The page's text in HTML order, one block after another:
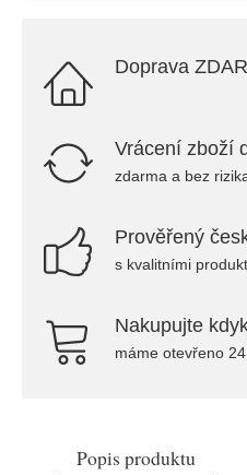
Doprava
Vrácení zboží
zdarma a bez
Prověřený
s kvalitními
Nakupujte
máme otevřeno
Popis produktu